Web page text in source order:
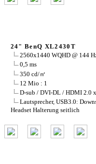
24" BenQ XL2430T
2560x1440 WQHD @ 144
0,5 ms
350 cd/㎡
12 Mio : 1
D-sub / DVI-DL / HDMI 2.0
Lautsprecher, USB3.0:
Headset Halterung seitlich